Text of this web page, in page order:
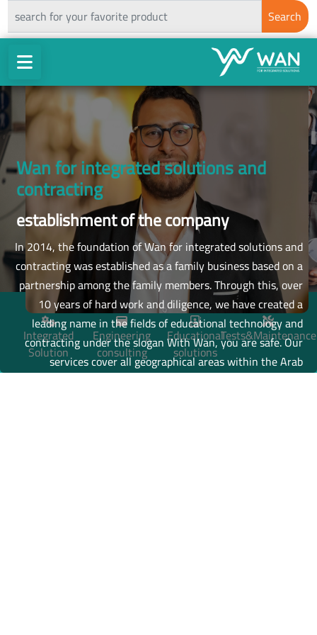
Search
Wan for integrated solutions and
contracting
establishment of the company
In 2014, the foundation of Wan for integrated solutions and
contracting was established as a family business based on a
partnership among the family members. Through this, over
10 years of hard work and diligence, we have created a
leading name in the fields of educational technology and
contracting under the slogan With Wan, you are safe. Our
services cover all geographical areas within the Arab
Integrated
Solution
Engineering
consulting
Educational
solutions
Tests&Maintenance